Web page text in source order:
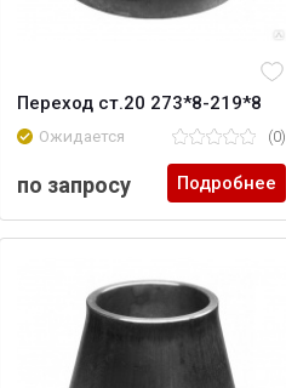
Переход ст.20 273*8-219*8
Ожидается (0)
по запросу Подробнее